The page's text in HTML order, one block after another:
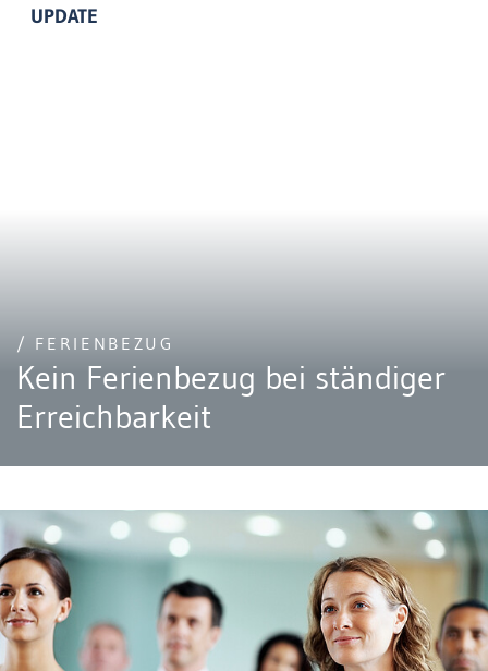
UPDATE
/ FERIENBEZUG
Kein Ferienbezug bei ständiger
Erreichbarkeit